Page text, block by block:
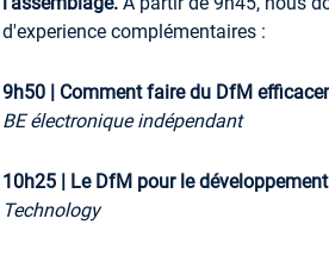
d'experience complémentaires :
9h50 | Comment faire du DfM
BE électronique indépendant
10h25 | Le DfM pour le
Technology